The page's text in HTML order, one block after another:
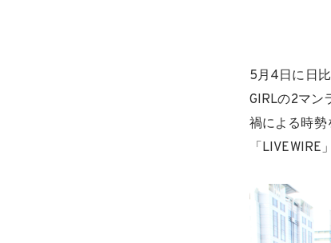
5月4日に日
GIRLの2マン
禍による時勢
「